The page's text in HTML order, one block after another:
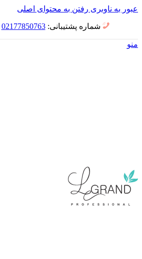
عبور به ناوبری رفتن به محتوای اصلی
شماره پشتیبانی:02177850763
منو